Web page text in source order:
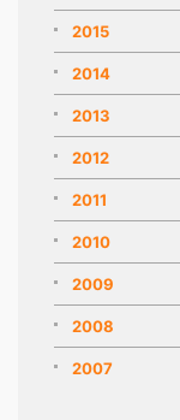
2015
2014
2013
2012
2011
2010
2009
2008
2007